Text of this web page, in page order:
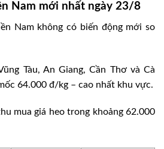
Nam mới nhất ngày 23/8
Nam không có biến động mới so
Tàu, An Giang, Cần Thơ và Cà
64.000 đ/kg – cao nhất khu vực.
mua giá heo trong khoảng 62.000